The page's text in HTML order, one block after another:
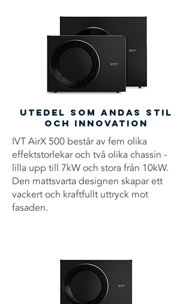
Utedel som andas stil
och innovation
IVT AirX 500 består av fem olika
effektstorlekar och två olika chassin -
lilla upp till 7kW och stora från 10kW.
Den mattsvarta designen skapar ett
vackert och kraftfullt uttryck mot
fasaden.